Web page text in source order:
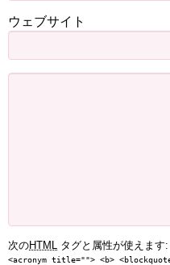
ウェブサイト
次のHTML タグと属性が使えます:
<acronym title=""> <b>